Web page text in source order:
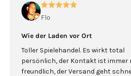
Flo
Wie der Laden vor Ort
Toller Spielehandel. Es wirkt total
persönlich, der Kontakt ist immer
freundlich, der Versand geht